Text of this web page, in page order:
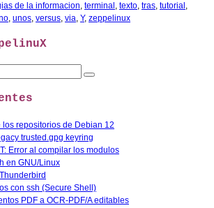
de la informacion, terminal , texto, tras, tutorial ,
, unos, versus, via, Y, zeppelinux
repositorios de Debian 12
trusted.gpg keyring
Error al compilar los modulos
en GNU/Linux
con ssh (Secure Shell)
PDF a OCR-PDF/A editables